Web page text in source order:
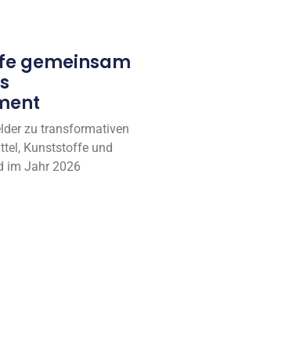
gemeinsam
zu transformativen
Kunststoffe und
im Jahr 2026